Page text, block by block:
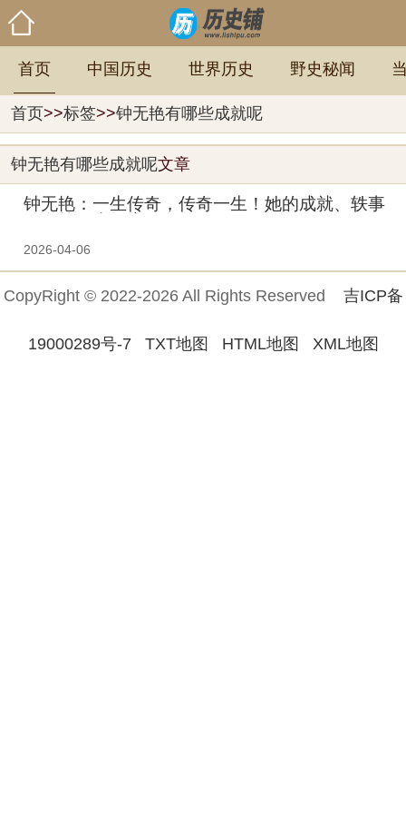
首页 中国历史 世界历史 野史秘闻
首页>>标签>>钟无艳有哪些成就呢
钟无艳有哪些成就呢文章
钟无艳：一生传奇，传奇一生！她的成就、轶事
2026-04-06
CopyRight © 2022-2026 All Rights Reserved 吉ICP备
19000289号-7 TXT地图 HTML地图 XML地图